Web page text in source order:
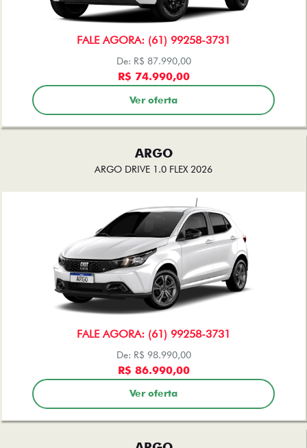
FALE AGORA: (61) 99258-3731
De: R$ 87.990,00
R$ 74.990,00
Ver oferta
ARGO
ARGO DRIVE 1.0 FLEX 2026
FALE AGORA: (61) 99258-3731
De: R$ 98.990,00
R$ 86.990,00
Ver oferta